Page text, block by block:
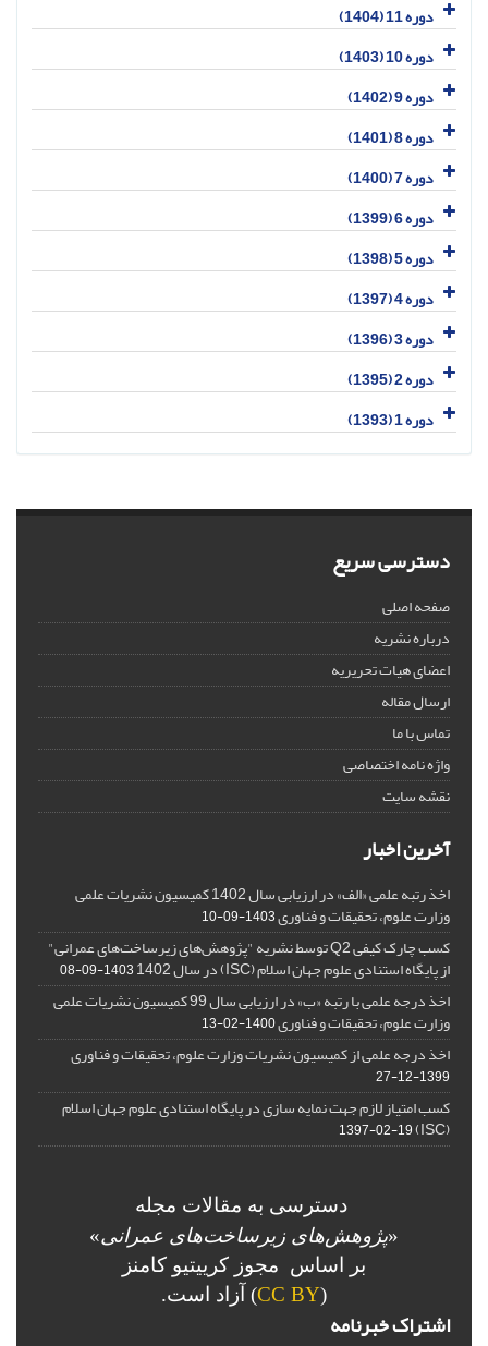
دوره 11 (1404)
دوره 10 (1403)
دوره 9 (1402)
دوره 8 (1401)
دوره 7 (1400)
دوره 6 (1399)
دوره 5 (1398)
دوره 4 (1397)
دوره 3 (1396)
دوره 2 (1395)
دوره 1 (1393)
دسترسی سریع
صفحه اصلی
درباره نشریه
اعضای هیات تحریریه
ارسال مقاله
تماس با ما
واژه نامه اختصاصی
نقشه سایت
آخرین اخبار
اخذ رتبه علمی «الف» در ارزیابی سال 1402 کمیسیون نشریات علمی
وزارت علوم، تحقیقات و فناوری1403-09-10
کسب چارک کیفی Q2 توسط نشریه "پژوهش‌های زیرساخت‌های عمرانی"
از پایگاه استنادی علوم جهان اسلام (ISC) در سال 1402 1403-09-08
اخذ درجه علمی با رتبه «ب» در ارزیابی سال 99 کمیسیون نشریات علمی
وزارت علوم، تحقیقات و فناوری1400-02-13
اخذ درجه علمی از کمیسیون نشریات وزارت علوم، تحقیقات و فناوری
1399-12-27
کسب امتیاز لازم جهت نمایه سازی در پایگاه استنادی علوم جهان اسلام
(ISC)
1397-02-19
دسترسی به مقالات مجله
«پژوهش‌های زیرساخت‌های عمرانی»
بر اساس مجوز کرییتیو کامنز
(
CC BY) آزاد است.
اشتراک خبرنامه